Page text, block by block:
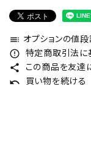
toc オプションの値
error_outline 特定商取引法に
share この商品を友達
undo 買い物を続ける